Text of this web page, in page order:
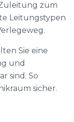
zum
Leitungstypen
Sie eine
und
sind. So
sicher.